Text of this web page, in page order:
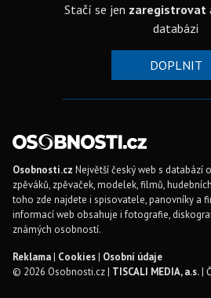
Stačí se jen zaregistrovat
databázi
DOPLNIT
Osobnosti.cz Největší český web s databází
zpěváků, zpěvaček, modelek, filmů,
toho zde najdete i spisovatele, panovníky a
informací web obsahuje i fotografie,
známých osobností.
Reklama| Cookies| Osobní údaje
© 2026 Osobnosti.cz | TISCALI MEDIA, a.s.|